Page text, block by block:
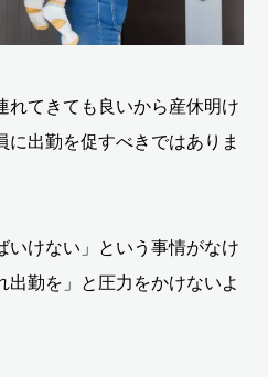
れてきても良いから産休明け
に出勤を促すべきではありま
いけない」という事情がなけ
出勤を」と圧力をかけないよ